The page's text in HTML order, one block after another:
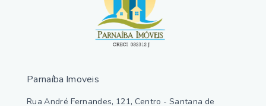
Parnaíba Imoveis
Rua André Fernandes, 121, Centro - Santana de